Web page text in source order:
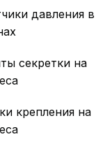
давления в
секретки на
крепления на